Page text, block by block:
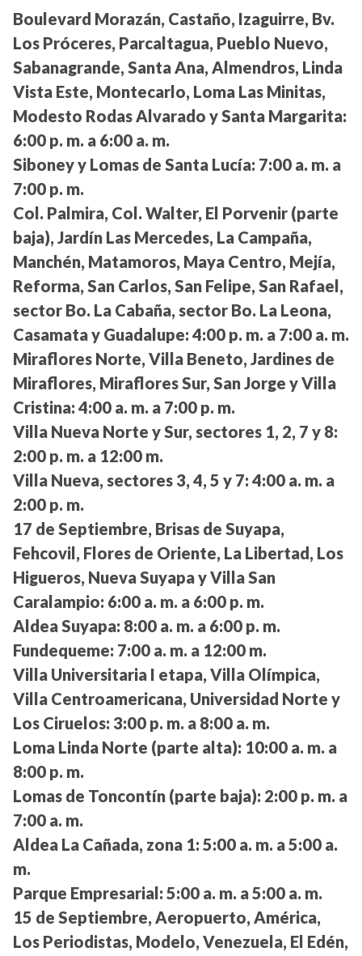
Boulevard Morazán, Castaño, Izaguirre, Bv.
Los Próceres, Parcaltagua, Pueblo Nuevo,
Sabanagrande, Santa Ana, Almendros, Linda
Vista Este, Montecarlo, Loma Las Minitas,
Modesto Rodas Alvarado y Santa Margarita:
6:00 p. m. a 6:00 a. m.
Siboney y Lomas de Santa Lucía: 7:00 a. m. a
7:00 p. m.
Col. Palmira, Col. Walter, El Porvenir (parte
baja), Jardín Las Mercedes, La Campaña,
Manchén, Matamoros, Maya Centro, Mejía,
Reforma, San Carlos, San Felipe, San Rafael,
sector Bo. La Cabaña, sector Bo. La Leona,
Casamata y Guadalupe: 4:00 p. m. a 7:00 a. m.
Miraflores Norte, Villa Beneto, Jardines de
Miraflores, Miraflores Sur, San Jorge y Villa
Cristina: 4:00 a. m. a 7:00 p. m.
Villa Nueva Norte y Sur, sectores 1, 2, 7 y 8:
2:00 p. m. a 12:00 m.
Villa Nueva, sectores 3, 4, 5 y 7: 4:00 a. m. a
2:00 p. m.
17 de Septiembre, Brisas de Suyapa,
Fehcovil, Flores de Oriente, La Libertad, Los
Higueros, Nueva Suyapa y Villa San
Caralampio: 6:00 a. m. a 6:00 p. m.
Aldea Suyapa: 8:00 a. m. a 6:00 p. m.
Fundequeme: 7:00 a. m. a 12:00 m.
Villa Universitaria I etapa, Villa Olímpica,
Villa Centroamericana, Universidad Norte y
Los Ciruelos: 3:00 p. m. a 8:00 a. m.
Loma Linda Norte (parte alta): 10:00 a. m. a
8:00 p. m.
Lomas de Toncontín (parte baja): 2:00 p. m. a
7:00 a. m.
Aldea La Cañada, zona 1: 5:00 a. m. a 5:00 a.
m.
Parque Empresarial: 5:00 a. m. a 5:00 a. m.
15 de Septiembre, Aeropuerto, América,
Los Periodistas, Modelo, Venezuela, El Edén,